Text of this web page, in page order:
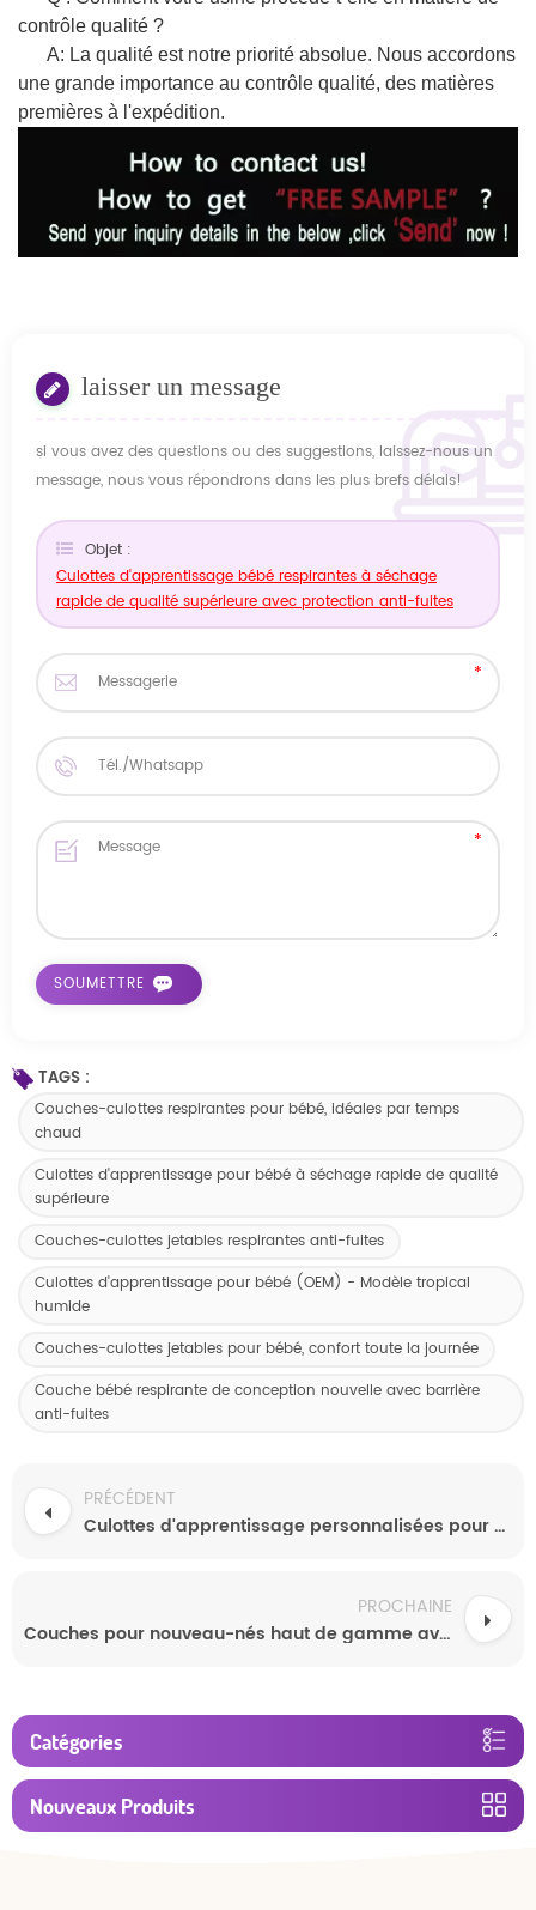
contrôle qualité ?
A: La qualité est notre priorité absolue. Nous accordons
une grande importance au contrôle qualité, des matières
premières à l'expédition.
laisser un message
si vous avez des questions ou des suggestions, laissez-nous un
message, nous vous répondrons dans les plus brefs délais!
Objet :
Culottes d'apprentissage bébé respirantes à séchage
rapide de qualité supérieure avec protection anti-fuites
TAGS :
Couches-culottes respirantes pour bébé, idéales par temps
chaud
Culottes d'apprentissage pour bébé à séchage rapide de qualité
supérieure
Couches-culottes jetables respirantes anti-fuites
Culottes d'apprentissage pour bébé (OEM) - Modèle tropical
humide
Couches-culottes jetables pour bébé, confort toute la journée
Couche bébé respirante de conception nouvelle avec barrière
anti-fuites
PRÉCÉDENT
Culottes d'apprentissage personnalisées pour bébés et jeunes enfants
PROCHAINE
Couches pour nouveau-nés haut de gamme avec indicateur d'humidité - Fabricant OEM - Fournisseur en gros
Catégories
Nouveaux Produits